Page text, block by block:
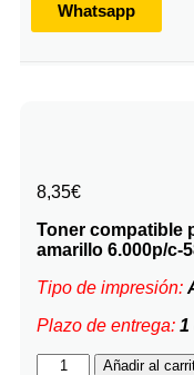
Whatsapp
8,35€
Toner compatible
amarillo 6.000p/c-
Tipo de impresión:
Plazo de entrega: 1
Añadir al